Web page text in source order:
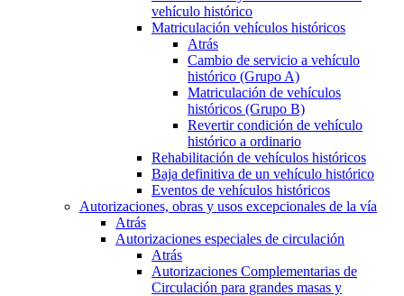
vehículo histórico
Matriculación vehículos históricos
Atrás
Cambio de servicio a vehículo
histórico (Grupo A)
Matriculación de vehículos
históricos (Grupo B)
Revertir condición de vehículo
histórico a ordinario
Rehabilitación de vehículos históricos
Baja definitiva de un vehículo histórico
Eventos de vehículos históricos
Autorizaciones, obras y usos excepcionales de la vía
Atrás
Autorizaciones especiales de circulación
Atrás
Autorizaciones Complementarias de
Circulación para grandes masas y